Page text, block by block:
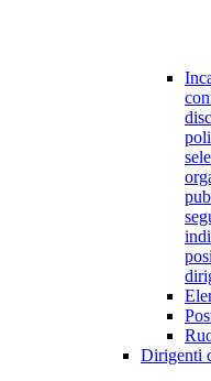
Dirigenti